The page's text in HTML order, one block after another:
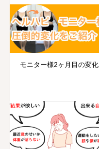
モニター様2ヶ月目の変化